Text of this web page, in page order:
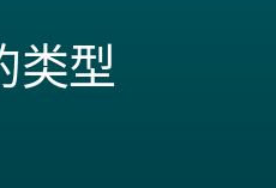
类型